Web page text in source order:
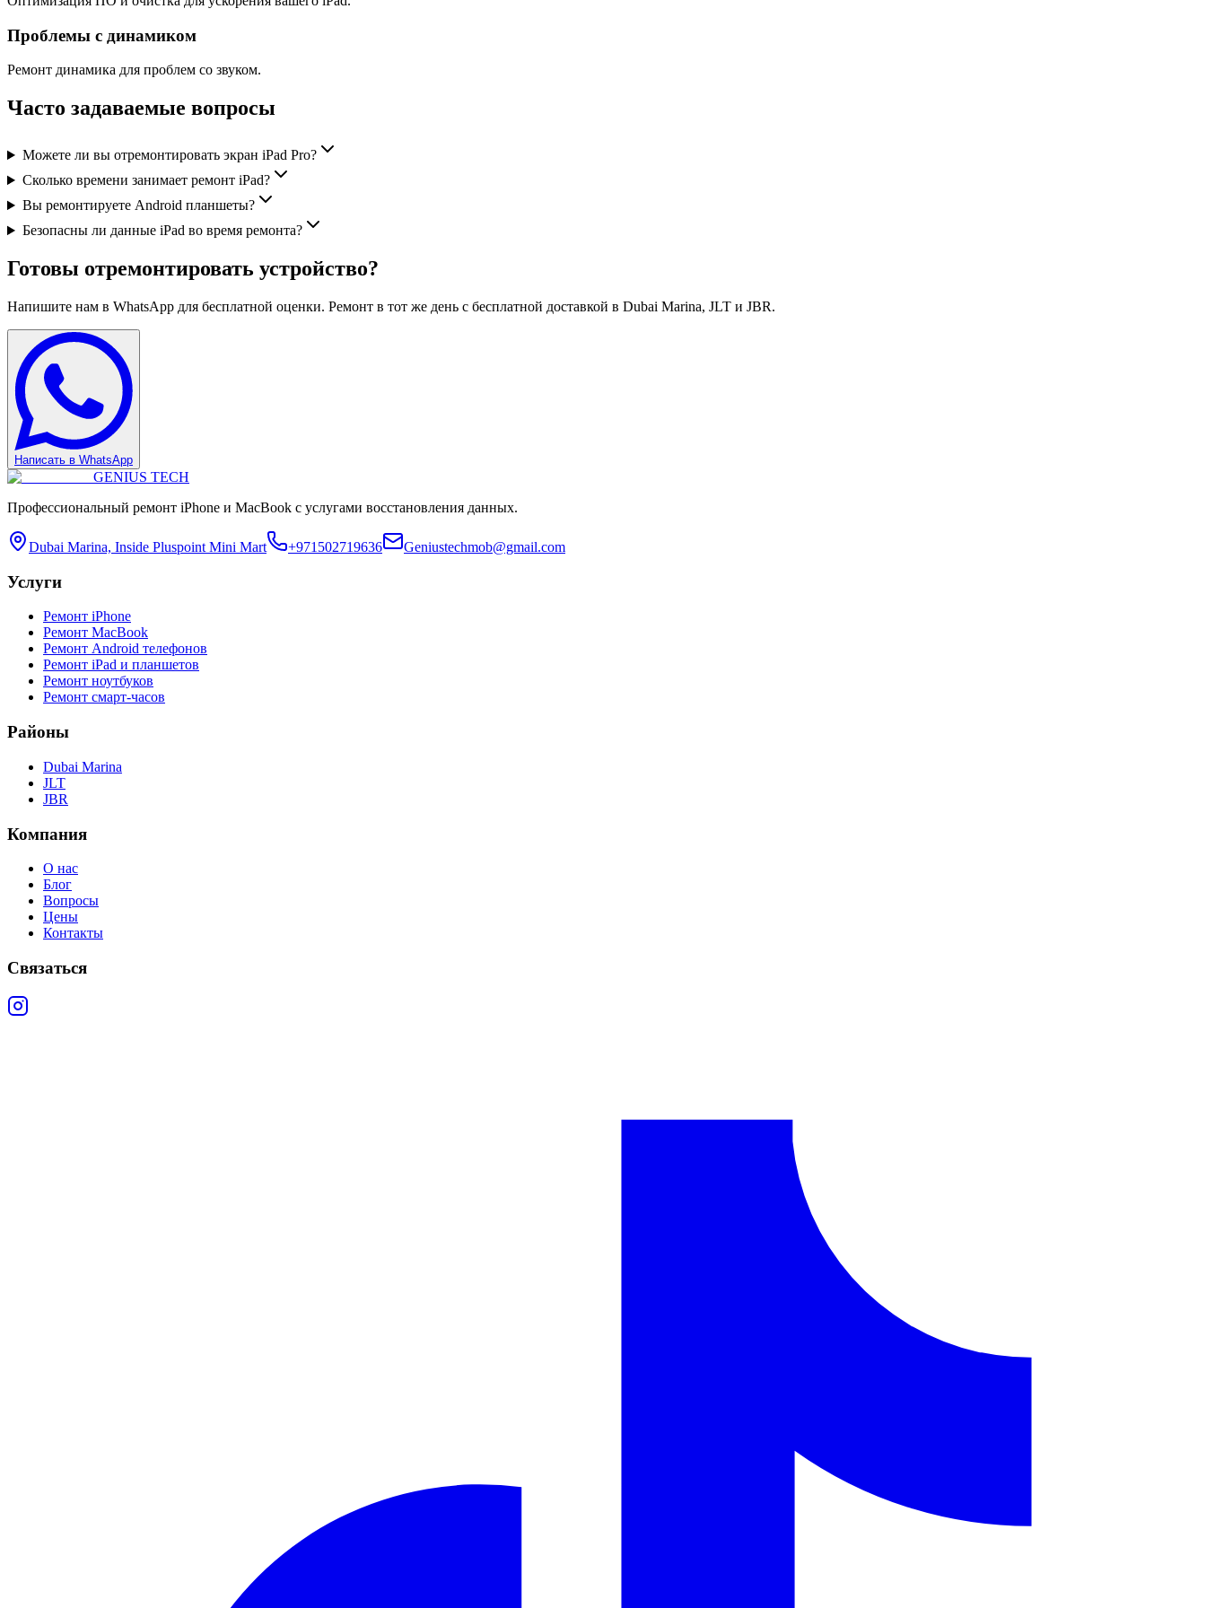
Проблемы с динамиком
Ремонт динамика для проблем со звуком.
Часто задаваемые вопросы
Можете ли вы отремонтировать экран iPad Pro?
Сколько времени занимает ремонт iPad?
Вы ремонтируете Android планшеты?
Безопасны ли данные iPad во время ремонта?
Готовы отремонтировать устройство?
Напишите нам в WhatsApp для бесплатной оценки. Ремонт в тот же день с бесплатной доставкой в Dubai Marina, JLT и JBR.
Написать в WhatsApp
GENIUS TECH
Профессиональный ремонт iPhone и MacBook с услугами восстановления данных.
Dubai Marina, Inside Pluspoint Mini Mart +971502719636 Geniustechmob@gmail.com
Услуги
Ремонт iPhone
Ремонт MacBook
Ремонт Android телефонов
Ремонт iPad и планшетов
Ремонт ноутбуков
Ремонт смарт-часов
Районы
Dubai Marina
JLT
JBR
Компания
О нас
Блог
Вопросы
Цены
Контакты
Связаться